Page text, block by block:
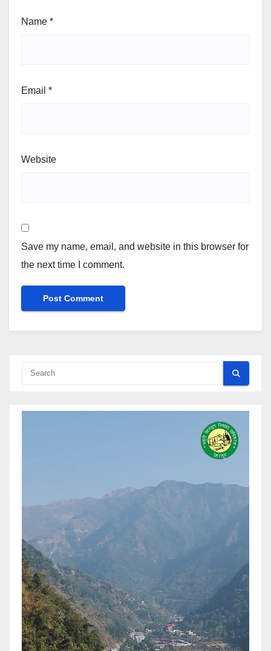
Name *
Email *
Website
Save my name, email, and website in this browser for
the next time I comment.